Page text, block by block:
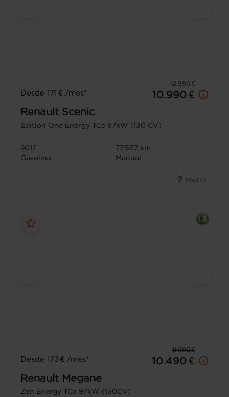
12.990 €
Desde 171 € /mes*
10.990 €
Renault Scenic
Edition One Energy TCe 97kW (130 CV)
2017
77.597 km
Gasolina
Manual
Motril
11.990 €
Desde 173 € /mes*
10.490 €
Renault Megane
Zen Energy TCe 97kW (130CV)